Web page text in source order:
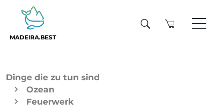
MADEIRA.BEST
Dinge die zu tun sind
Ozean
Feuerwerk